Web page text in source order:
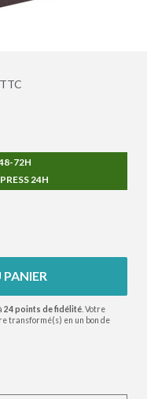
TTC
72H
24H
24points de fidélité . Votre
transformé(s) en un bon de